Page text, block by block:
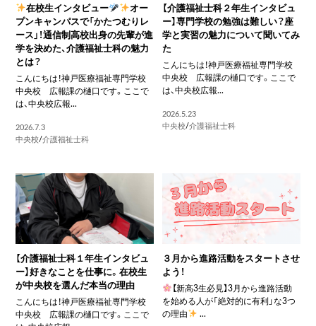
在校生インタビュー
オー
プンキャンパスで「かたつむりレ
ース」！通信制高校出身の先輩が進
学を決めた、介護福祉士科の魅力
とは？
こんにちは！神戸医療福祉専門学校
中央校 広報課の樋口です。ここで
は、中央校広報...
2026.7.3
中央校/介護福祉士科
【介護福祉士科２年生インタビュ
ー】専門学校の勉強は難しい？座
学と実習の魅力について聞いてみ
た
こんにちは！神戸医療福祉専門学校
中央校 広報課の樋口です。ここで
は、中央校広報...
2026.5.23
中央校/介護福祉士科
【介護福祉士科１年生インタビュ
ー】好きなことを仕事に。在校生
が中央校を選んだ本当の理由
こんにちは！神戸医療福祉専門学校
中央校 広報課の樋口です。ここで
３月から進路活動をスタートさせ
よう！
【新高3生必見】3月から進路活動
を始める人が「絶対的に有利」な3つ
の理由
...